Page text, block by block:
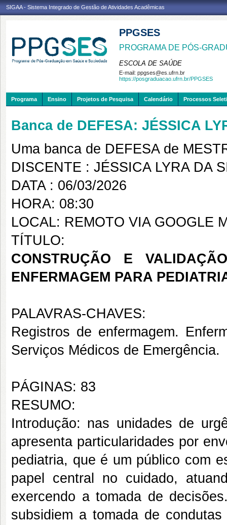
SIGAA - Sistema Integrado de Gestão de Atividades Acadêmicas
PPGSES
PROGRAMA DE PÓS-
ESCOLA DE SAÚDE
E-mail: ppgses@es.ufrn.br
https://posgraduacao.ufrn.br/PPGSES
Programa Ensino Projetos de Pesquisa Calendário Processos
Banca de DEFESA: JÉSSICA
Uma banca de DEFESA de
DISCENTE : JÉSSICA LYRA DA
DATA : 06/03/2026
HORA: 08:30
LOCAL: REMOTO VIA GOOGLE
TÍTULO:
CONSTRUÇÃO E
ENFERMAGEM PARA
PALAVRAS-CHAVES:
Registros de enfermagem.
Serviços Médicos de Emergência.
PÁGINAS: 83
RESUMO:
Introdução: nas unidades de
apresenta particularidades por
pediatria, que é um público com
papel central no cuidado,
exercendo a tomada de
subsidiem a tomada de